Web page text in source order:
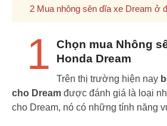
Mua nhông sên dĩa xe Dream ở
1
Chọn mua Nhông
Honda Dream
Trên thị trường hiện nay
cho Dream được đánh giá là loại
cho Dream, nó có những tính năng